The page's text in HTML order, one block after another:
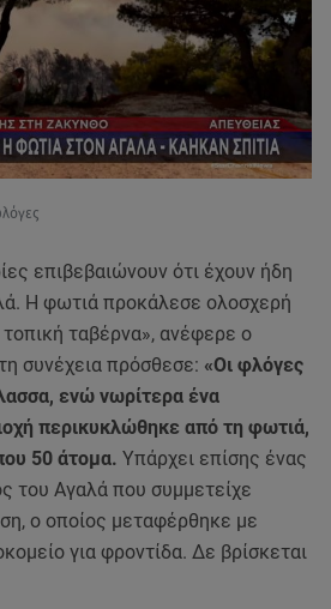
επιβεβαιώνουν ότι έχουν ήδη
Η φωτιά προκάλεσε ολοσχερή
ταβέρνα», ανέφερε ο
συνέχεια πρόσθεσε: «Οι φλόγες
ενώ νωρίτερα ένα
περικυκλώθηκε από τη φωτιά,
50 άτομα. Υπάρχει επίσης ένας
του Αγαλά που συμμετείχε
ο οποίος μεταφέρθηκε με
για φροντίδα. Δε βρίσκεται